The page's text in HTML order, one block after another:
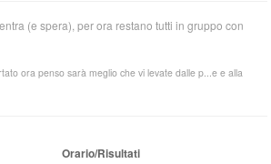
(e spera), per ora restano tutti in gruppo con
ora penso sarà meglio che vi levate dalle p...e e alla
Orario/Risultati